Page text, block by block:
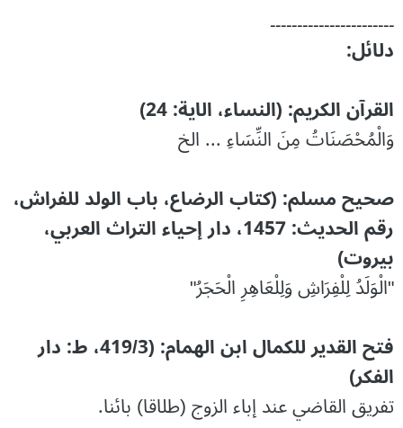
۔۔۔۔۔۔۔۔۔۔۔۔۔۔۔۔۔۔۔۔۔۔۔
دلائل:
القرآن الکریم: (النساء، الایة: 24)
وَالْمُحْصَنَاتُ مِنَ النِّسَاءِ ... الخ
صحیح مسلم: (کتاب الرضاع، باب الولد للفراش،
رقم الحديث: 1457، دار إحياء التراث العربي،
بيروت)
"الْوَلَدُ لِلْفِرَاشِ وَلِلْعَاهِرِ الْحَجَرُ"
فتح القدير للكمال ابن الهمام: (419/3، ط: دار
الفكر)
تفريق القاضي عند إباء الزوج (طلاقا) بائنا.